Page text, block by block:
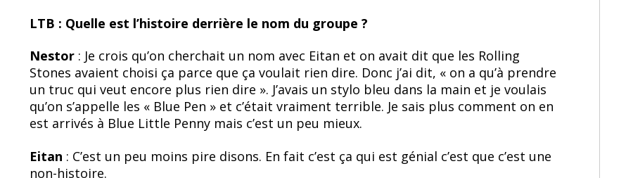
LTB : Quelle est l’histoire derrière le nom du groupe ?
Nestor : Je crois qu’on cherchait un nom avec Eitan et on avait dit que les Rolling
Stones avaient choisi ça parce que ça voulait rien dire. Donc j’ai dit, « on a qu’à prendre
un truc qui veut encore plus rien dire ». J’avais un stylo bleu dans la main et je voulais
qu’on s’appelle les « Blue Pen » et c’était vraiment terrible. Je sais plus comment on en
est arrivés à Blue Little Penny mais c’est un peu mieux.
Eitan : C’est un peu moins pire disons. En fait c’est ça qui est génial c’est que c’est une
non-histoire.